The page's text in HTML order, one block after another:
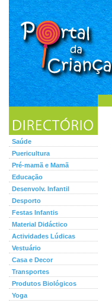
Saúde
Puericultura
Pré-mamã e Mamã
Educação
Desenvolv. Infantil
Desporto
Festas Infantis
Material Didáctico
Actividades Lúdicas
Vestuário
Casa e Decor
Transportes
Produtos Biológicos
Yoga